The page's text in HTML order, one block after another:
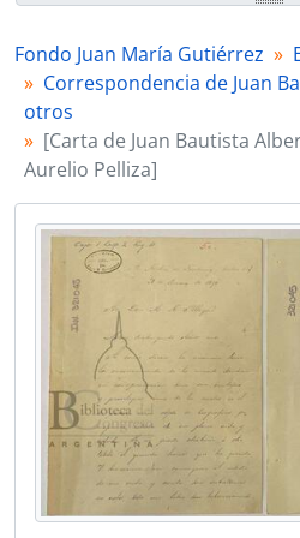
00130 - [Carta de Juan
00131 - [Carta de Juan
00132 - [Carta de Juan Bautista
SsrC FV-JMG - Correspondencia de
SsrC PP-JMG - Correspondencia de
SsrC MC-JMG - Correspondencia de
SsrC MS- JMG - Correspondencia de
SsrC GB- JMG - Correspondencia de
SsrC EDdP-JMG - Correspondencia de
SsrC JMG-O - Correspondencia de
SsrC CC-JMG - Correspondencia de
SsrC JBG-JMG - Correspondencia de José
SsrC FVG-JMG - Correspondencia de
SsrC JVG-JMG - Correspondencia de
SsrC AVG-JMG - Correspondencia de
SsrC MP-JMG - Correspondencia de
SsrC DBA-JMG - Correspondencia de
Fondo Juan María Gutiérrez
Correspondencia de Juan
otros
[Carta de Juan Bautista
Aurelio Pelliza]